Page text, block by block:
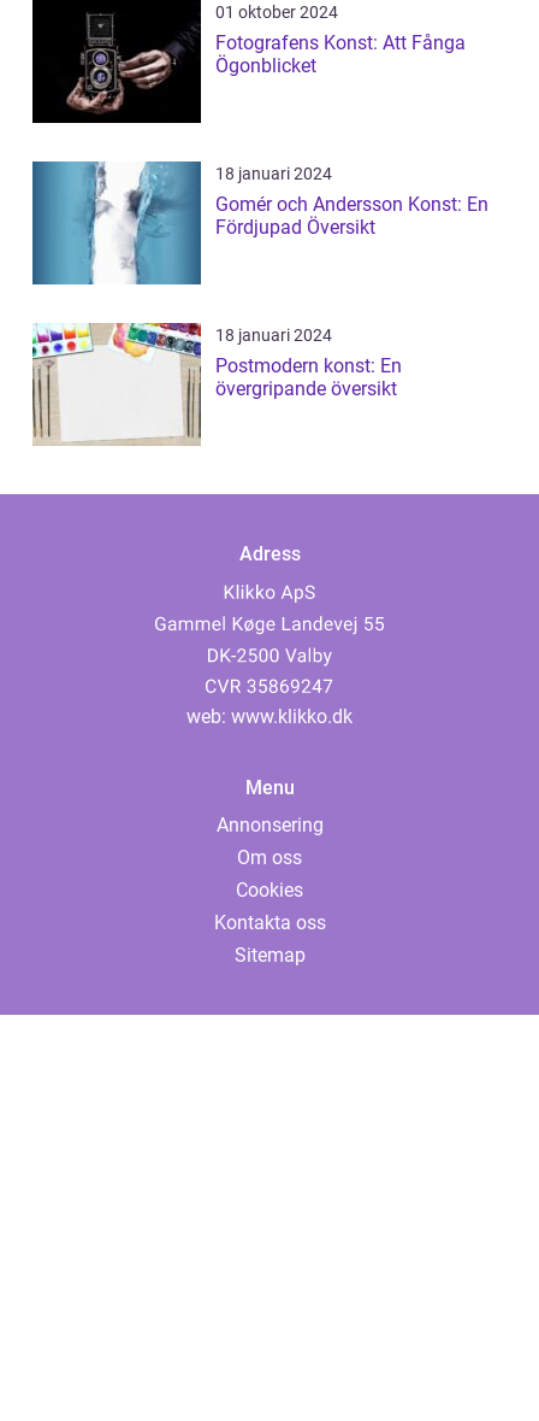
01 oktober 2024
Fotografens Konst: Att Fånga
Ögonblicket
18 januari 2024
Gomér och Andersson Konst: En
Fördjupad Översikt
18 januari 2024
Postmodern konst: En
övergripande översikt
Adress
web: www.klikko.dk
Menu
Annonsering
Om oss
Cookies
Kontakta oss
Sitemap